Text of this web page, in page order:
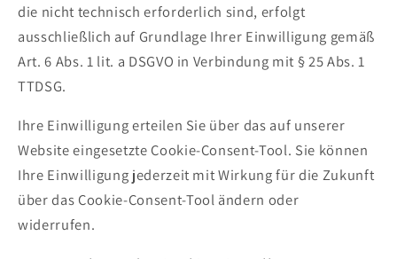
die nicht technisch erforderlich sind, erfolgt
ausschließlich auf Grundlage Ihrer Einwilligung gemäß
Art. 6 Abs. 1 lit. a DSGVO in Verbindung mit § 25 Abs. 1
TTDSG.
Ihre Einwilligung erteilen Sie über das auf unserer
Website eingesetzte Cookie-Consent-Tool. Sie können
Ihre Einwilligung jederzeit mit Wirkung für die Zukunft
über das Cookie-Consent-Tool ändern oder
widerrufen.